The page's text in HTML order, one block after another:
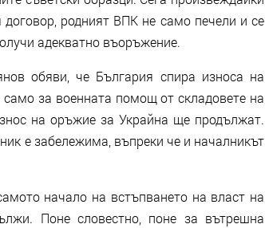
родният ВПК не само печели и се
адекватно въоръжение.
обяви, че България спира износа на
за военната помощ от складовете на
на оръжие за Украйна ще продължат.
е забележима, въпреки че и началникът
начало на встъпването на власт на
Поне словестно, поне за вътрешна